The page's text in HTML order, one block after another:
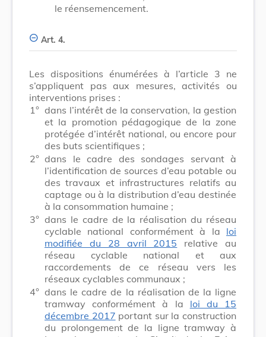
le réensemencement.
Art. 4.
Les dispositions énumérées à l’article 3 ne
s’appliquent pas aux mesures, activités ou
interventions prises :
1° dans l’intérêt de la conservation, la gestion
et la promotion pédagogique de la zone
protégée d’intérêt national, ou encore pour
des buts scientifiques ;
2° dans le cadre des sondages servant à
l’identification de sources d’eau potable ou
des travaux et infrastructures relatifs au
captage ou à la distribution d’eau destinée
à la consommation humaine ;
3° dans le cadre de la réalisation du réseau
cyclable national conformément à la loi
modifiée du 28 avril 2015 relative au
réseau cyclable national et aux
raccordements de ce réseau vers les
réseaux cyclables communaux ;
4° dans le cadre de la réalisation de la ligne
tramway conformément à la loi du 15
décembre 2017 portant sur la construction
du prolongement de la ligne tramway à